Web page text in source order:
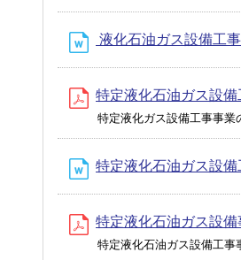
液化石油ガス設備工
特定液化石油ガス設
特定液化ガス設備工事事業
特定液化石油ガス設
特定液化石油ガス設
特定液化石油ガス設備工事